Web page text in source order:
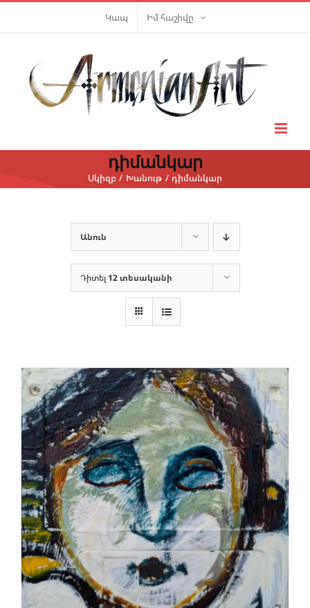
Կապ Իմ հաշիվը
դիմանկար
Սկիզբ Խանութ դիմանկար
Անուն
Դիտել 12 տեսականի